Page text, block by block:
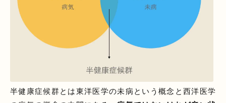
半健康症候群とは東洋医学の未病という概念と西洋医学